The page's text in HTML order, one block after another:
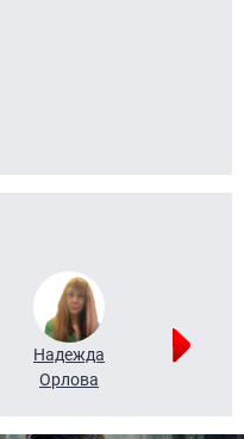
Надежда
Орлова